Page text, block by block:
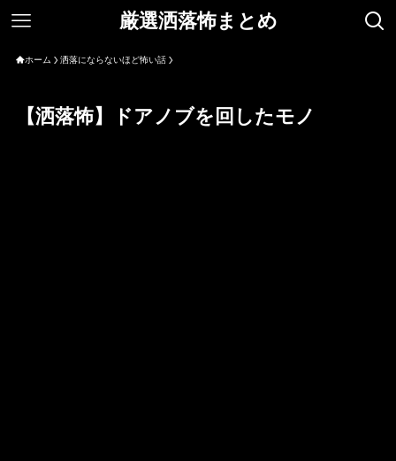
厳選洒落怖まとめ
ホーム 洒落にならないほど怖い話
【洒落怖】ドアノブを回したモノ